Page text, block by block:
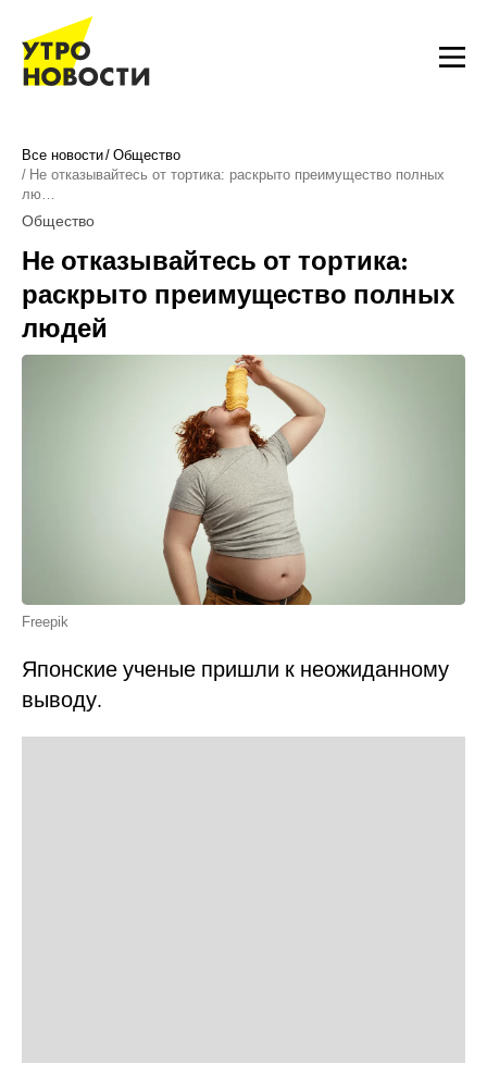
Все новости Общество
Не отказывайтесь от тортика: раскрыто преимущество полных
лю…
Общество
Не отказывайтесь от тортика:
раскрыто преимущество полных
людей
Freepik
Японские ученые пришли к неожиданному
выводу.